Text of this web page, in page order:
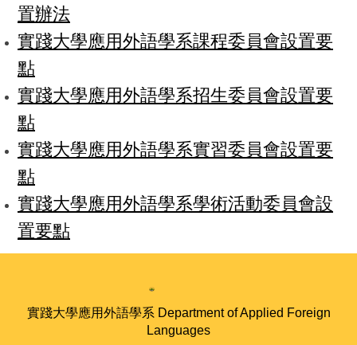
置辦法
實踐大學應用外語學系課程委員會設置要
點
實踐大學應用外語學系招生委員會設置要
點
實踐大學應用外語學系實習委員會設置要
點
實踐大學應用外語學系學術活動委員會設
置要點
實踐大學應用外語學系 Department of Applied Foreign
Languages